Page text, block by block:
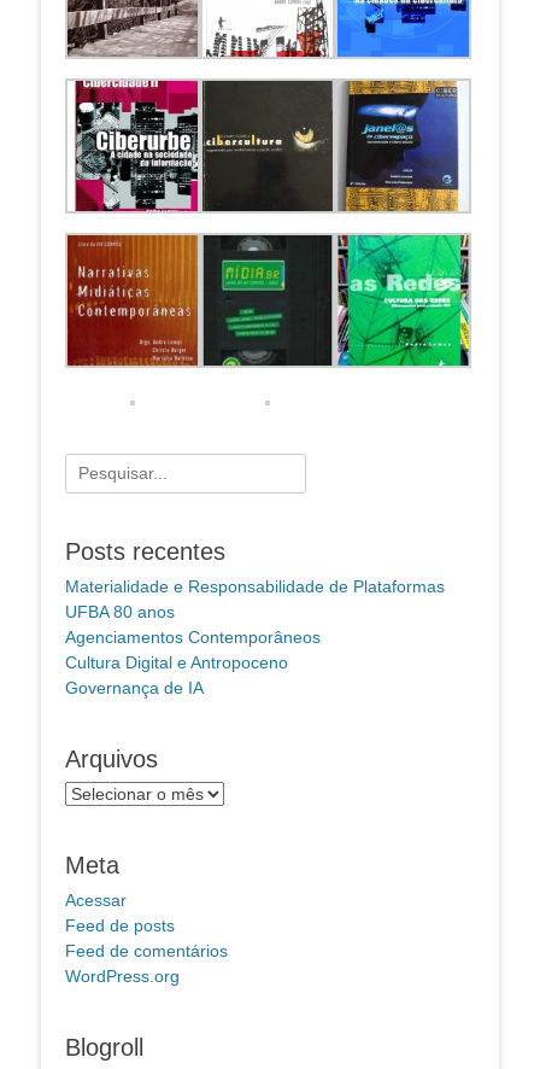
Pesquisar
por:
Posts recentes
Materialidade e Responsabilidade de Plataformas
UFBA 80 anos
Agenciamentos Contemporâneos
Cultura Digital e Antropoceno
Governança de IA
Arquivos
Arquivos
Meta
Acessar
Feed de posts
Feed de comentários
WordPress.org
Blogroll